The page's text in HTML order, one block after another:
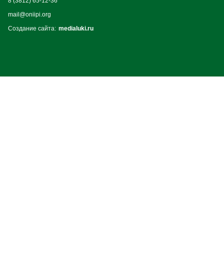
mail@oniipi.org
Создание сайта: medialuki.ru